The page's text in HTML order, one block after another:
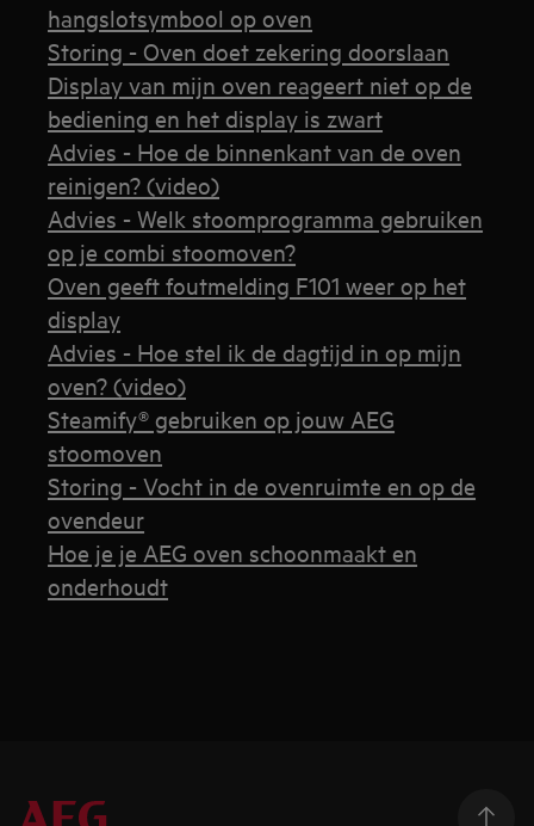
hangslotsymbool op oven
Storing - Oven doet zekering doorslaan
Display van mijn oven reageert niet op de
bediening en het display is zwart
Advies - Hoe de binnenkant van de oven
reinigen? (video)
Advies - Welk stoomprogramma gebruiken
op je combi stoomoven?
Oven geeft foutmelding F101 weer op het
display
Advies - Hoe stel ik de dagtijd in op mijn
oven? (video)
Steamify® gebruiken op jouw AEG
stoomoven
Storing - Vocht in de ovenruimte en op de
ovendeur
Hoe je je AEG oven schoonmaakt en
onderhoudt